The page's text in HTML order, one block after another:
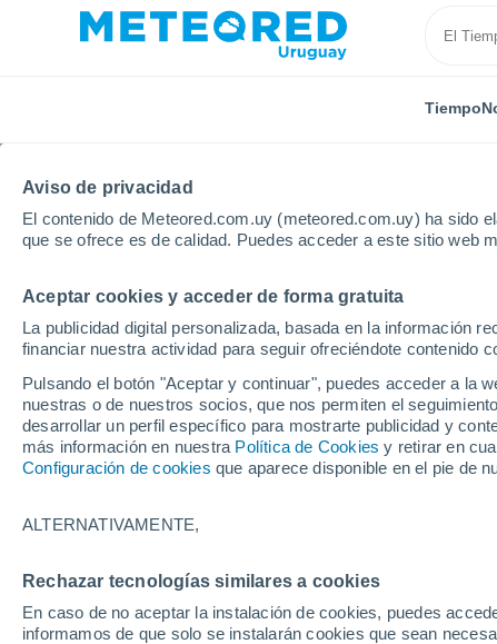
Aviso de privacidad
El contenido de Meteored.com.uy (meteored.com.uy) ha sido
que se ofrece es de calidad. Puedes acceder a este sitio web
Aceptar cookies y acceder de forma gratuita
La publicidad digital personalizada, basada en la información
financiar nuestra actividad para seguir ofreciéndote contenido
Pulsando el botón "Aceptar y continuar", puedes acceder a la
nuestras o de nuestros socios, que nos permiten el
desarrollar un perfil específico para mostrarte publicidad y
más información en nuestra Política de Cookies y retirar en
Configuración de cookies que aparece disponible en el pie de
ALTERNATIVAMENTE,
Rechazar tecnologías similares a cookies
En caso de no aceptar la instalación de cookies, puedes
informamos de que solo se instalarán cookies que sean
Tiempo
Inicio Vídeos ¡Impresionante reventón en San